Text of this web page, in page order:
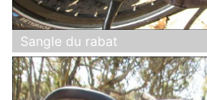
Sangle du rabat